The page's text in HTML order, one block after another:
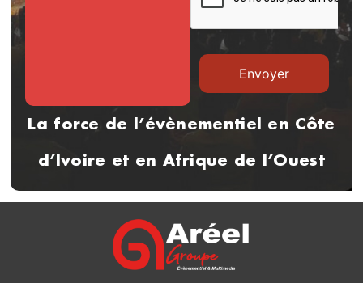
La force de l’évènementiel en Côte
d’Ivoire et en Afrique de l’Ouest